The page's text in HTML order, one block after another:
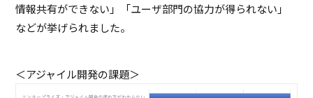
情報共有ができない」「ユーザ部門の協力が得られない」
などが挙げられました。
＜アジャイル開発の課題＞